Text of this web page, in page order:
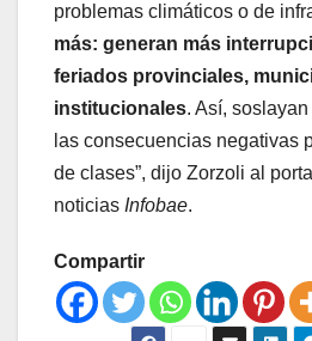
problemas climáticos o de
más: generan más
feriados provinciales,
institucionales. Así,
las consecuencias negativas
de clases”, dijo Zorzoli al
noticias Infobae.
Compartir